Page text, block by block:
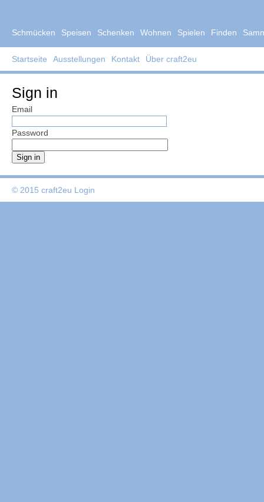
Schmücken Speisen Schenken Wohnen Spielen Finden
Startseite Ausstellungen Kontakt Über craft2eu
Sign in
Email
Password
© 2015 craft2eu Login